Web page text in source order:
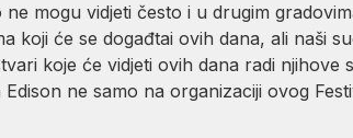
mogu vidjeti često i u drugim
koji će se događtai ovih dana, ali naši
koje će vidjeti ovih dana radi njihove
ne samo na organizaciji ovog